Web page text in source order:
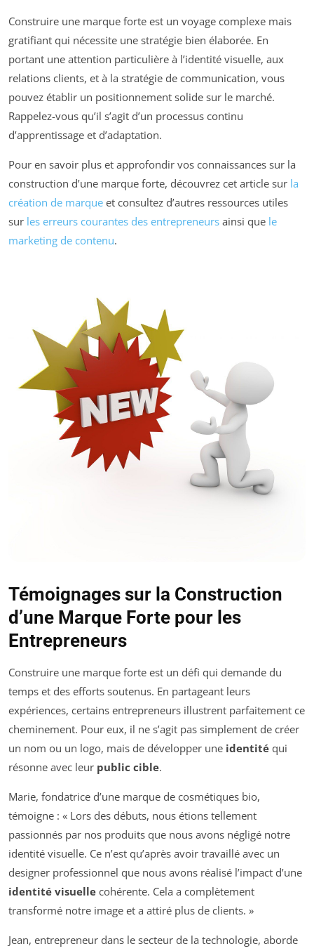
Construire une marque forte est un voyage complexe mais
gratifiant qui nécessite une stratégie bien élaborée. En
portant une attention particulière à l’identité visuelle, aux
relations clients, et à la stratégie de communication, vous
pouvez établir un positionnement solide sur le marché.
Rappelez-vous qu’il s’agit d’un processus continu
d’apprentissage et d’adaptation.
Pour en savoir plus et approfondir vos connaissances sur la
construction d’une marque forte, découvrez cet article sur la
création de marque et consultez d’autres ressources utiles
sur les erreurs courantes des entrepreneurs ainsi que le
marketing de contenu.
Témoignages sur la Construction
d’une Marque Forte pour les
Entrepreneurs
Construire une marque forte est un défi qui demande du
temps et des efforts soutenus. En partageant leurs
expériences, certains entrepreneurs illustrent parfaitement ce
cheminement. Pour eux, il ne s’agit pas simplement de créer
un nom ou un logo, mais de développer une identité qui
résonne avec leur public cible.
Marie, fondatrice d’une marque de cosmétiques bio,
témoigne : « Lors des débuts, nous étions tellement
passionnés par nos produits que nous avons négligé notre
identité visuelle. Ce n’est qu’après avoir travaillé avec un
designer professionnel que nous avons réalisé l’impact d’une
identité visuelle cohérente. Cela a complètement
transformé notre image et a attiré plus de clients. »
Jean, entrepreneur dans le secteur de la technologie, aborde